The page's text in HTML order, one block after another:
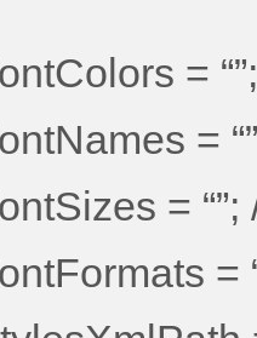
=
=
=
=